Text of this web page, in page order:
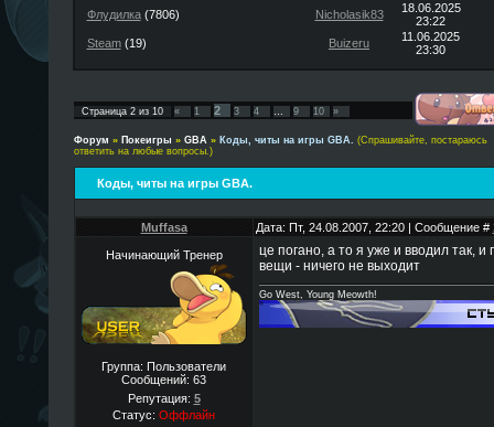
Флудилка(7806) Nicholasik83
18.06.2025
23:22
Steam(19) Buizeru
11.06.2025
23:30
Страница 2из 10 « 1 2 3 4 … 9 10 »
Форум » Покеигры » GBA » Коды, читы на игры GBA. (Спрашивайте, постараюсь
ответить на любые вопросы.)
Коды, читы на игры GBA.
Muffasa Дата: Пт, 24.08.2007, 22:20 | Сообщение #
Начинающий Тренер
Группа: Пользователи
Сообщений: 63
Репутация: 5
Статус: Оффлайн
це погано, а то я уже и вводил так,
вещи - ничего не выходит
Go West, Young Meowth!